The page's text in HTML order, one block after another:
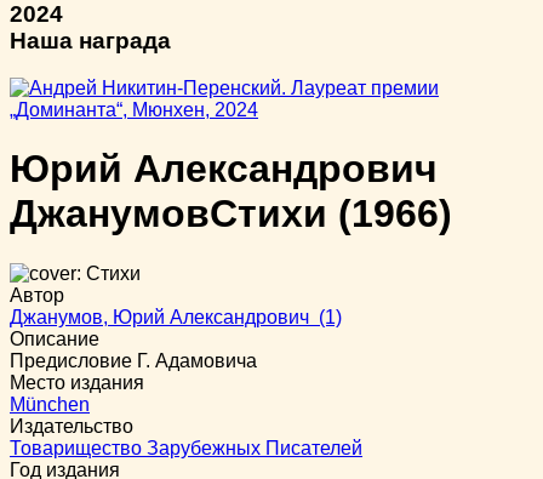
2024
Наша награда
Юрий Александрович
ДжанумовСтихи (1966)
Автор
Джанумов, Юрий Александрович (1)
Описание
Предисловие Г. Адамовича
Место издания
München
Издательство
Товарищество Зарубежных Писателей
Год издания